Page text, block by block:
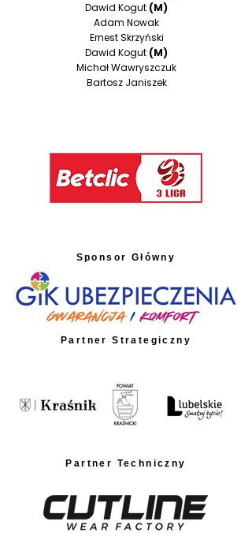
Dawid Kogut (M)
Adam Nowak
Ernest Skrzyński
Dawid Kogut (M)
Michał Wawryszczuk
Bartosz Janiszek
Sponsor Główny
Partner Strategiczny
Partner Techniczny